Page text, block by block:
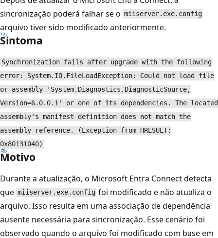
sincronização poderá falhar se o miiserver.exe.config
arquivo tiver sido modificado anteriormente.
Sintoma
Synchronization fails after upgrade with the following
error: System.IO.FileLoadException: Could not load file
or assembly 'System.Diagnostics.DiagnosticSource,
Version=6.0.0.1' or one of its dependencies. The located
assembly's manifest definition does not match the
assembly reference. (Exception from HRESULT:
0x80131040)
Motivo
Durante a atualização, o Microsoft Entra Connect detecta
que miiserver.exe.config foi modificado e não atualiza o
arquivo. Isso resulta em uma associação de dependência
ausente necessária para sincronização. Esse cenário foi
observado quando o arquivo foi modificado com base em